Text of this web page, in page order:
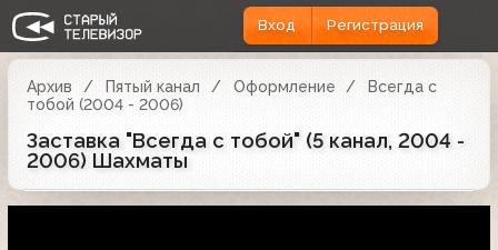
Вход Регистрация
Архив Пятый канал Оформление
Всегда с
тобой (2004 - 2006)
Заставка "Всегда с тобой" (5 канал, 2004 -
2006) Шахматы